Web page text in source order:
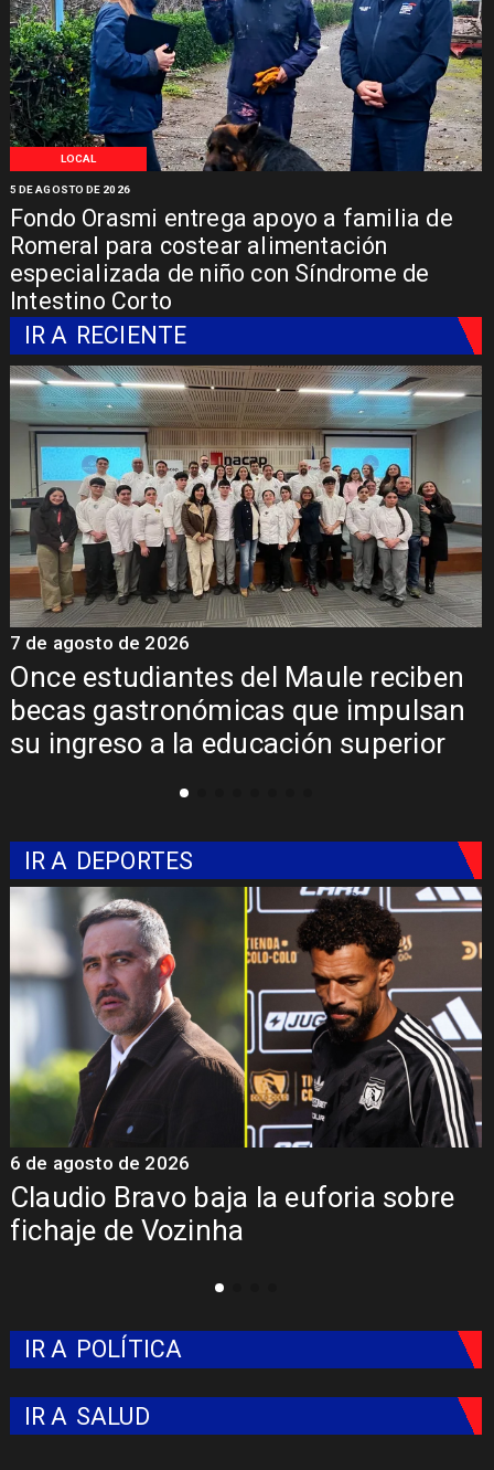
LOCAL
Fondo Orasmi entrega apoyo a familia de
Romeral para costear alimentación
especializada de niño con Síndrome de
Intestino Corto
5 DE AGOSTO DE 2026
IR A RECIENTE
Álvarez-Salamanca lidera la apuesta
regional para consolidar el Paso
Pehuenche como alternativa a Los
7 de agosto de 2026
IR A DEPORTES
Presentación de Vozinha en Colo
Colo: Fecha, Estadio y Contrato
5 de agosto de 2026
IR A POLÍTICA
IR A SALUD